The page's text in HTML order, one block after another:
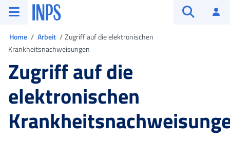
Zum Hauptmenü
Zum Hauptinhalt springen
Zu der Fußzeile
INPS ()
Home Arbeit
Zugriff auf die elektronischen
Krankheitsnachweisungen
Zugriff auf die
elektronischen